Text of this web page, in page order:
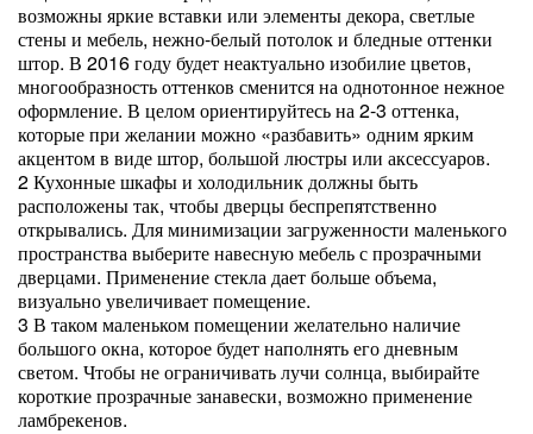
возможны яркие вставки или элементы декора, светлые
стены и мебель, нежно-белый потолок и бледные оттенки
штор. В 2016 году будет неактуально изобилие цветов,
многообразность оттенков сменится на однотонное нежное
оформление. В целом ориентируйтесь на 2-3 оттенка,
которые при желании можно «разбавить» одним ярким
акцентом в виде штор, большой люстры или аксессуаров.
2 Кухонные шкафы и холодильник должны быть
расположены так, чтобы дверцы беспрепятственно
открывались. Для минимизации загруженности маленького
пространства выберите навесную мебель с прозрачными
дверцами. Применение стекла дает больше объема,
визуально увеличивает помещение.
3 В таком маленьком помещении желательно наличие
большого окна, которое будет наполнять его дневным
светом. Чтобы не ограничивать лучи солнца, выбирайте
короткие прозрачные занавески, возможно применение
ламбрекенов.